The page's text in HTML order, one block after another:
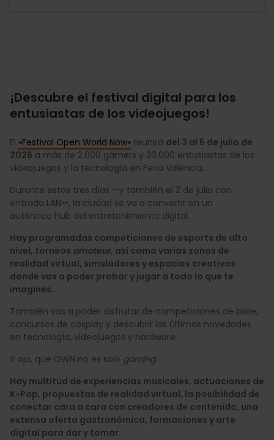
¡Descubre el festival digital para los
entusiastas de los videojuegos!
El «Festival Open World Now» reunirá del 3 al 5 de julio de
2026 a más de 2.000 gamers y 20.000 entusiastas de los
videojuegos y la tecnología en Feria València.
Durante estos tres días —y también el 2 de julio con
entrada LAN—, la ciudad se va a convertir en un
auténtico hub del entretenimiento digital.
Hay programadas competiciones de esports de alto
nivel, torneos amateur, así como varias zonas de
realidad virtual, simuladores y espacios creativos
donde vas a poder probar y jugar a todo lo que te
imagines.
También vas a poder disfrutar de competiciones de baile,
concursos de cosplay y descubrir las últimas novedades
en tecnología, videojuegos y hardware.
Y ojo, que OWN no es solo gaming.
Hay multitud de experiencias musicales, actuaciones de
K-Pop, propuestas de realidad virtual, la posibilidad de
conectar cara a cara con creadores de contenido, una
extensa oferta gastronómica, formaciones y arte
digital para dar y tomar.